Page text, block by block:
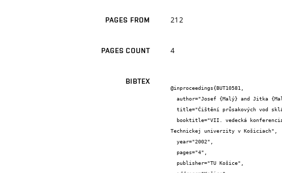
PAGES FROM 212
PAGES COUNT 4
BIBTEX
@inproceedings{BUT10581,
Technickej univerzity v Košiciach",